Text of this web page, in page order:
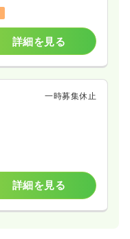
詳細を見る
一時募集休止
詳細を見る